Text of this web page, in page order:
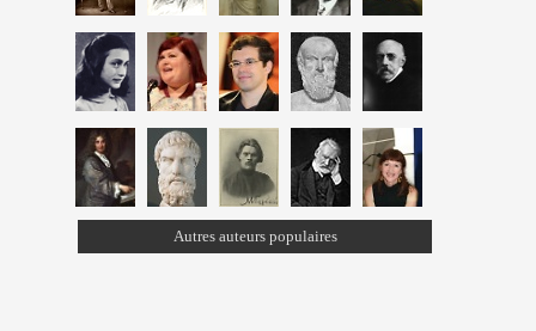
Autres auteurs populaires